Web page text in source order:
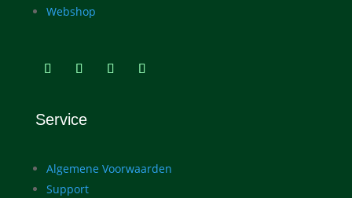
Webshop
Service
Algemene Voorwaarden
Support